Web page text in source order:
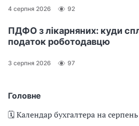
Головне
🗓️ Календар бухгалтера на
4 серпня 2026 92
ПДФО з лікарняних: куди
податок роботодавцю
3 серпня 2026 97